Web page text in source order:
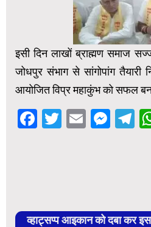
इसी दिन लाखों ब्राह्मण समाज
जोधपुर संभाग से सांगोपांग तैयारी
आयोजित विप्र महाकुंभ को सफल
Facebook
Twitter
Email
व्हाट्सप्प आइकान को दबा कर